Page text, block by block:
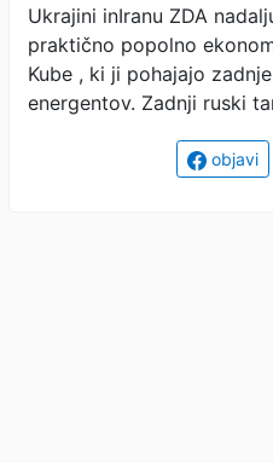
Ukrajini inIranu ZDA
praktično popolno
Kube , ki ji pohajajo
energentov. Zadnji ruski
objavi